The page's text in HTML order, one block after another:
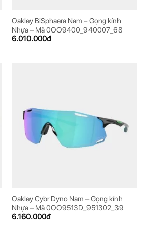
Oakley BiSphaera Nam – Gọng kính
Nhựa – Mã 0OO9400_940007_68
6.010.000đ
Oakley Cybr Dyno Nam – Gọng kính
Nhựa – Mã 0OO9513D_951302_39
6.160.000đ